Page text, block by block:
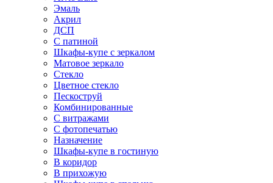
Эмаль
Акрил
ДСП
С патиной
Шкафы-купе с зеркалом
Матовое зеркало
Стекло
Цветное стекло
Пескоструй
Комбинированные
С витражами
С фотопечатью
Назначение
Шкафы-купе в гостиную
В коридор
В прихожую